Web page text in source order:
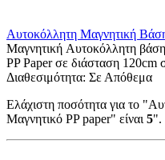
Aυτοκόλλητη Μαγνητική
Μαγνητική Aυτοκόλλητη
PP Paper σε διάσταση 120cm
Διαθεσιμότητα: Σε Απόθεμα
Ελάχιστη ποσότητα για το
Μαγνητικό PP paper" είναι 5".